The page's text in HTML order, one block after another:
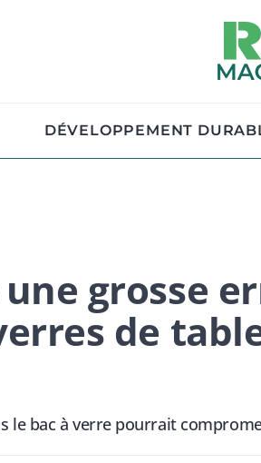
DÉVELOPPEMENT
grosse
de
le bac à verre pourrait